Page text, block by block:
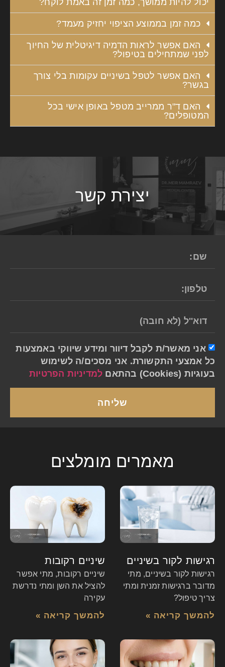
יכול להיות ממושך, כמה זמן זה באמת לוקח?
כמה זמן בממוצע הציפוי יחזיק מעמד?
האם אפשר לראות הדמיה דיגיטלית של החיוך
לפני שמתחילים בטיפול?
האם אפשר לטפל בשיניים עקומות בלי צורך
בגשר?
האם ד"ר ממרייב מטפל באופן אישי בכל
המטופלים?
יצירת קשר
אני מאשר/ת לקבל דיוור ומידע שיווקי באמצעות
כל אמצעי התקשורת. אני מסכים/ה לשימוש
בעוגיות (Cookies) בהתאם
למדיניות הפרטיות
שליחה
מאמרים מומלצים
רגישות לקור בשיניים
רגישות לקור בשיניים, מתי
מדובר ברגישות זמנית ומתי
צריך טיפול?
להמשך קריאה »
שיניים רקובות
שיניים רקובות, מתי אפשר
להציל את השן ומתי נדרשת
עקירה
להמשך קריאה »